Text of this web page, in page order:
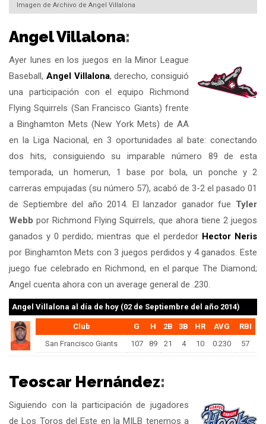
Imagen de Archivo de Angel Villalona
Angel Villalona:
Ayer lunes en los juegos en la Minor League
Baseball, Angel Villalona, derecho, consiguió
una participación con el equipo Richmond
Flying Squirrels (San Francisco Giants) frente
a Binghamton Mets (New York Mets) de AA
en la Liga Nacional, en 3 oportunidades al bate: conectando
dos hits, consiguiendo su imparable número 89 de esta
temporada, un homerun, 1 base por bola, un ponche y 2
carreras empujadas (su número 57), acabó de 3-2 el pasado 01
de Septiembre del año 2014. El lanzador ganador fue Tyler
Webb por Richmond Flying Squirrels, que ahora tiene 2 juegos
ganados y 0 perdido; mientras que el perdedor Hector Neris
por Binghamton Mets con 3 juegos perdidos y 4 ganados. Este
juego fue celebrado en Richmond, en el parque The Diamond;
Angel cuenta ahora con un average general de .230.
Angel Villalona al día de hoy (02 de Septiembre del año 2014)
Club G H 2B 3B HR AVG
RBI
San Francisco Giants
107 89 21 4 10 0.230 57
Teoscar Hernández:
Siguiendo con la participación de jugadores
de Los Toros del Este en la MILB tenemos a